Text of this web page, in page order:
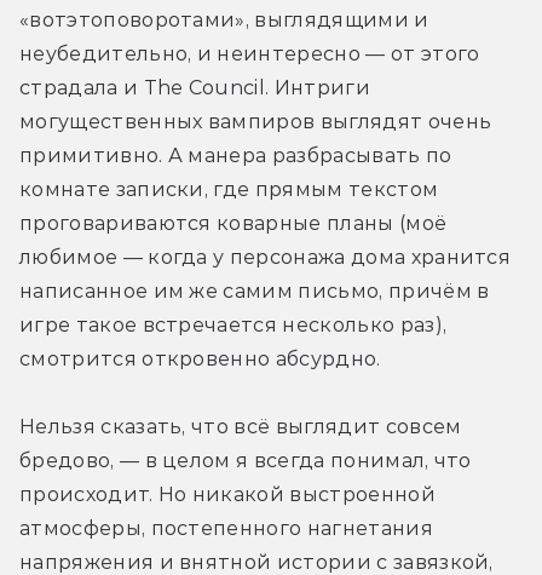
«вотэтоповоротами», выглядящими и
неубедительно, и неинтересно — от этого
страдала и The Council. Интриги
могущественных вампиров выглядят очень
примитивно. А манера разбрасывать по
комнате записки, где прямым текстом
проговариваются коварные планы (моё
любимое — когда у персонажа дома хранится
написанное им же самим письмо, причём в
игре такое встречается несколько раз),
смотрится откровенно абсурдно.
Нельзя сказать, что всё выглядит совсем
бредово, — в целом я всегда понимал, что
происходит. Но никакой выстроенной
атмосферы, постепенного нагнетания
напряжения и внятной истории с завязкой,